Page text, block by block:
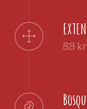
88